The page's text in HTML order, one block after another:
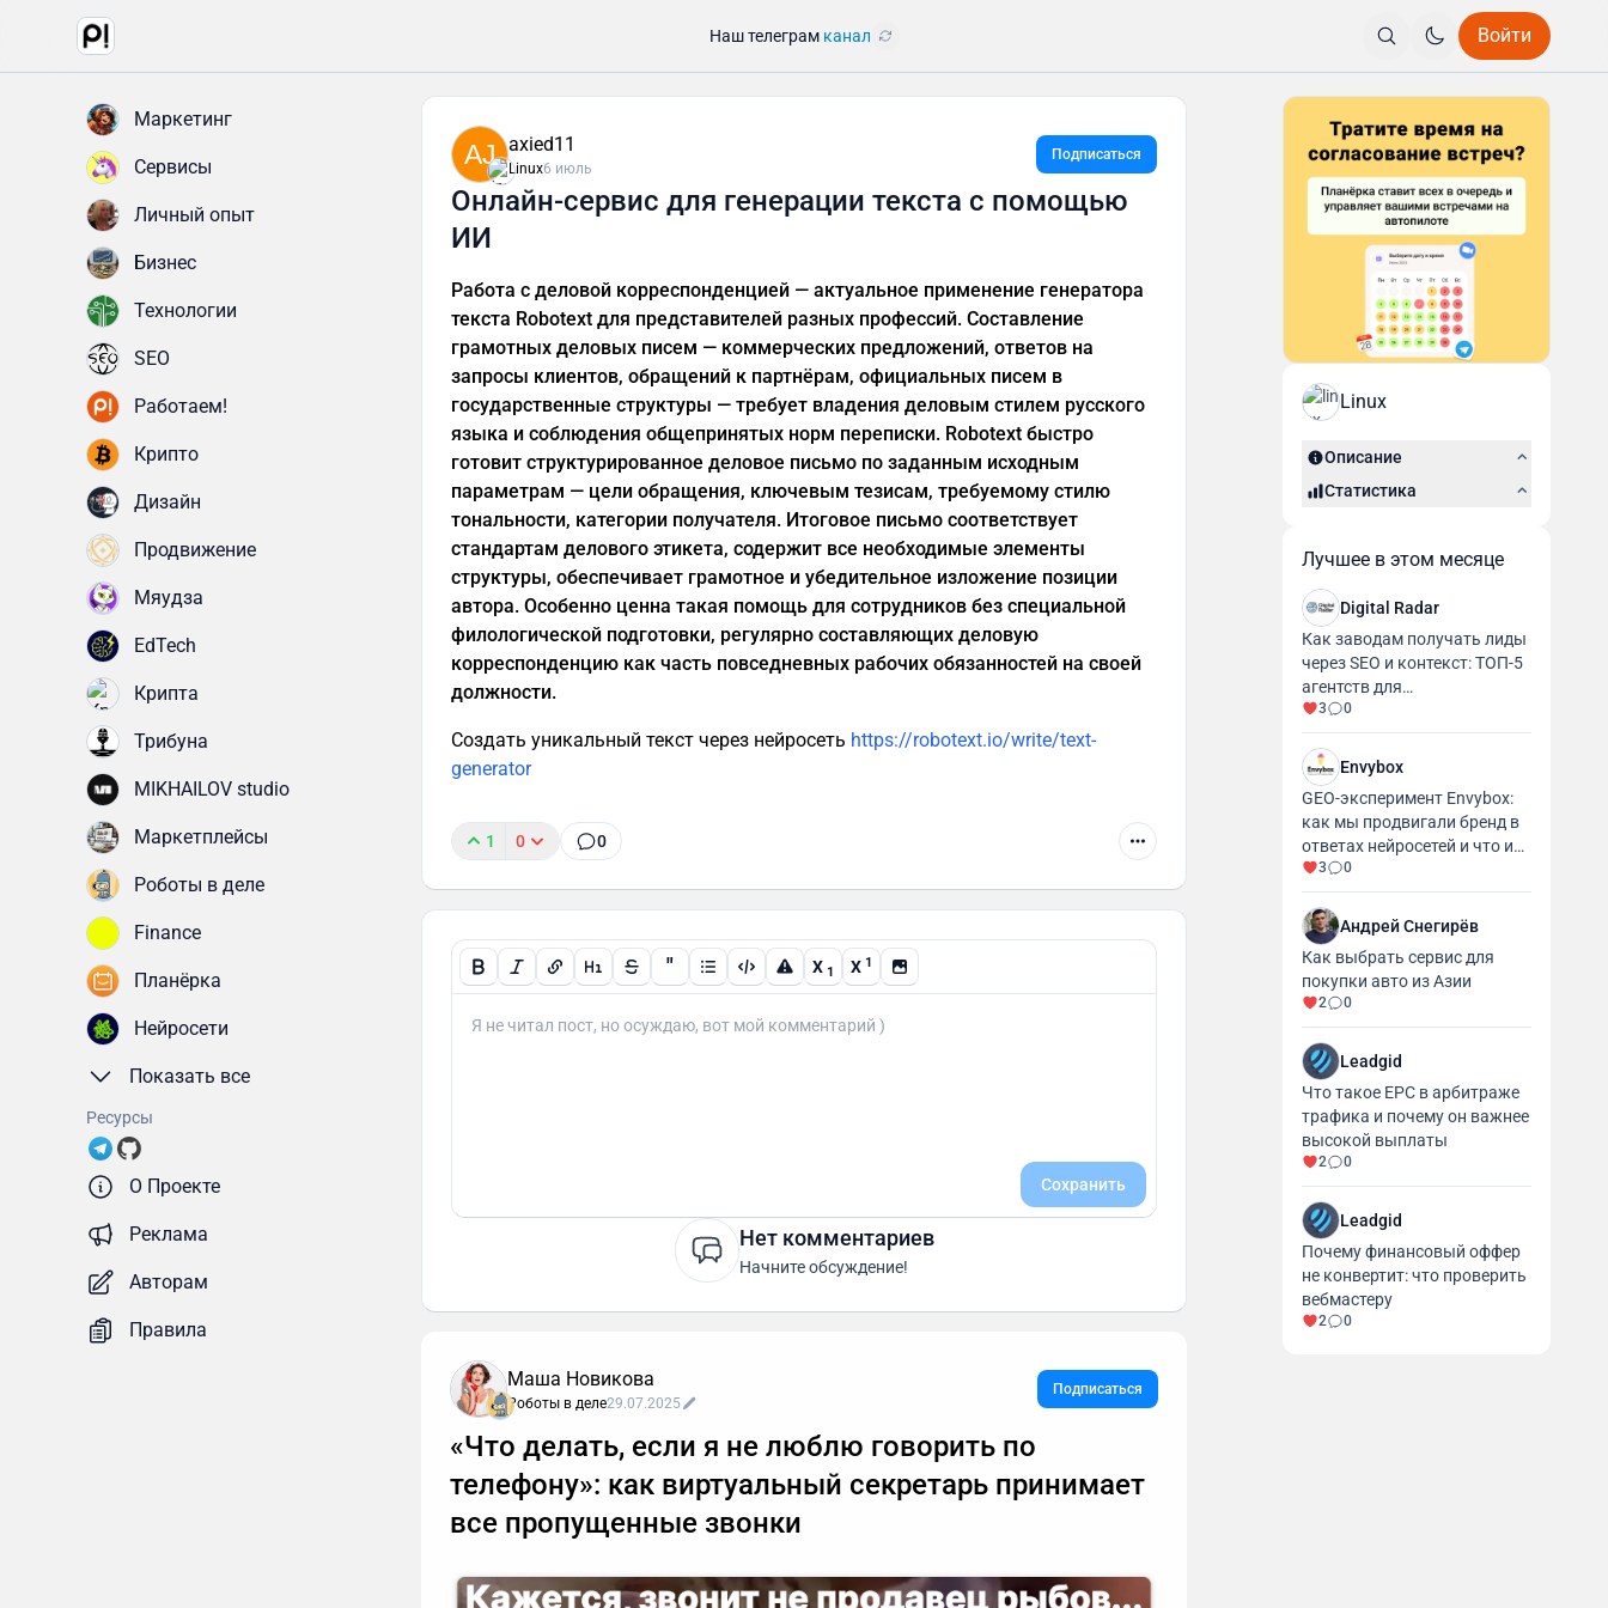
Наш телеграм канал Войти
Маркетинг
Сервисы
Личный опыт
Бизнес
Технологии
SEO
Работаем!
Крипто
Дизайн
Продвижение
Мяудза
EdTech
Крипта
Трибуна
MIKHAILOV studio
Маркетплейсы
Роботы в деле
Finance
Планёрка
Нейросети
Показать все
Ресурсы
О Проекте
Реклама
Авторам
Правила
AJ axied11
Linux6 июль
Подписаться
Онлайн-сервис для генерации текста с помощью
ИИ
Работа с деловой корреспонденцией — актуальное применение генератора
текста Robotext для представителей разных профессий. Составление
грамотных деловых писем — коммерческих предложений, ответов на
запросы клиентов, обращений к партнёрам, официальных писем в
государственные структуры — требует владения деловым стилем русского
языка и соблюдения общепринятых норм переписки. Robotext быстро
готовит структурированное деловое письмо по заданным исходным
параметрам — цели обращения, ключевым тезисам, требуемому стилю
тональности, категории получателя. Итоговое письмо соответствует
стандартам делового этикета, содержит все необходимые элементы
структуры, обеспечивает грамотное и убедительное изложение позиции
автора. Особенно ценна такая помощь для сотрудников без специальной
филологической подготовки, регулярно составляющих деловую
корреспонденцию как часть повседневных рабочих обязанностей на своей
должности.
Создать уникальный текст через нейросеть https://robotext.io/write/text-
generator
1 0 0
" X 1 X 1
Сохранить
Нет комментариев
Начните обсуждение!
Маша Новикова
Роботы в деле29.07.2025
Подписаться
«Что делать, если я не люблю говорить по
телефону»: как виртуальный секретарь принимает
все пропущенные звонки
Linux
Описание
Статистика
Лучшее в этом месяце
Digital Radar
Как заводам получать лиды
через SEO и контекст: ТОП-5
агентств для
промышленности и
производства
3 0
Envybox
GEO-эксперимент Envybox:
как мы продвигали бренд в
ответах нейросетей и что из
этого вышло
3 0
Андрей Снегирёв
Как выбрать сервис для
покупки авто из Азии
2 0
Leadgid
Что такое EPC в арбитраже
трафика и почему он важнее
высокой выплаты
2 0
Leadgid
Почему финансовый оффер
не конвертит: что проверить
вебмастеру
2 0